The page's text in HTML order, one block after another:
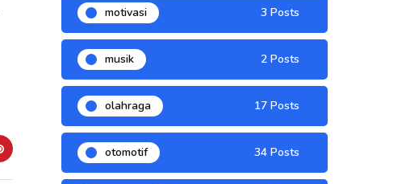
motivasi 3 Posts
musik 2 Posts
olahraga 17 Posts
otomotif 34 Posts